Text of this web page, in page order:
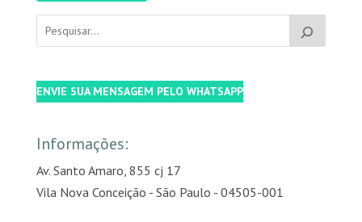
ENVIE SUA MENSAGEM PELO WHATSAPP
Informações:
Av. Santo Amaro, 855 cj 17
Vila Nova Conceição - São Paulo - 04505-001